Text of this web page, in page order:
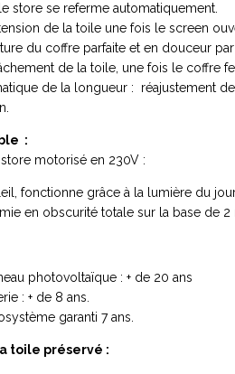
store se referme automatiquement.
de la toile une fois le screen
du coffre parfaite et en douceur
de la toile, une fois le coffre
de la longueur : réajustement
:
store motorisé en 230V :
fonctionne grâce à la lumière du
en obscurité totale sur la base de
photovoltaïque : + de 20 ans
: + de 8 ans.
garanti 7 ans.
toile préservé :